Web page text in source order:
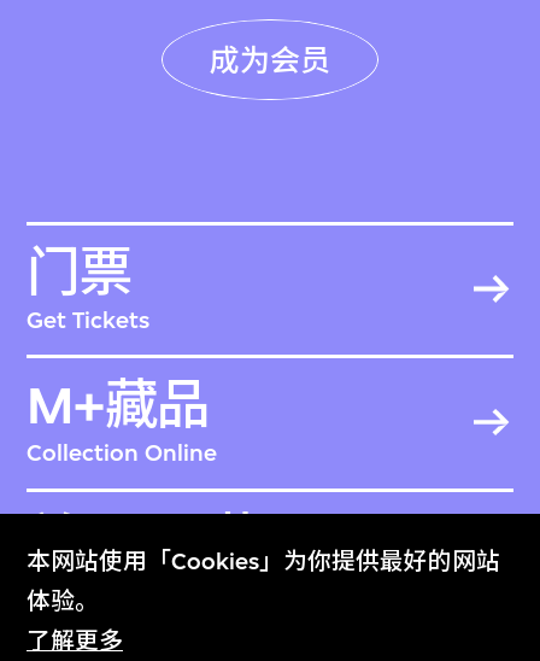
本网站使用「Cookies」为你提供最好的网站
体验。
了解更多
成为会员
门票
Get Tickets
M+藏品
Collection Online
关于M+藏品
About the Collection